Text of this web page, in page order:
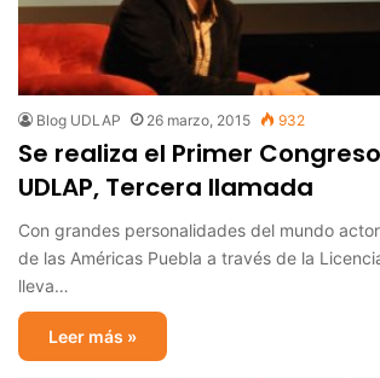
Blog UDLAP 26 marzo, 2015 932
Se realiza el Primer
UDLAP, Tercera llamada
Con grandes personalidades del mundo
de las Américas Puebla a través de la
lleva…
Leer más »